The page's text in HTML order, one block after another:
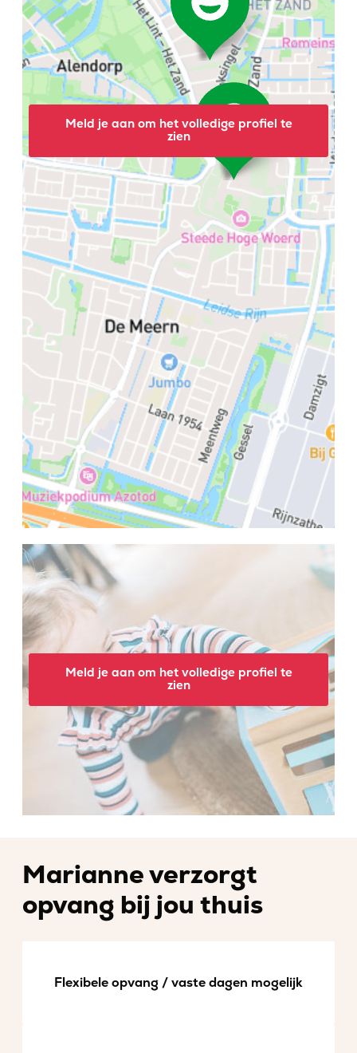
Meld je aan om het volledige profiel te
zien
Meld je aan om het volledige profiel te
zien
Marianne verzorgt
opvang bij jou thuis
Flexibele opvang / vaste dagen mogelijk